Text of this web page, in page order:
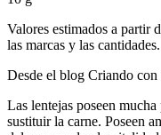
Valores estimados a partir
las marcas y las cantidades.
Desde el blog Criando con
Las lentejas poseen
sustituir la carne. Poseen